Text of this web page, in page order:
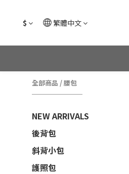
$ 繁體中文
全部商品 /腰包
NEW ARRIVALS
後背包
斜背小包
護照包